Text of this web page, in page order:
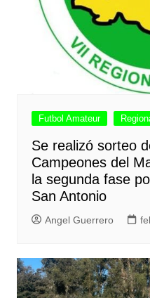
Futbol Amateur
Se realizó sorteo
Campeones del
la segunda fase
San Antonio
Angel Guerrero